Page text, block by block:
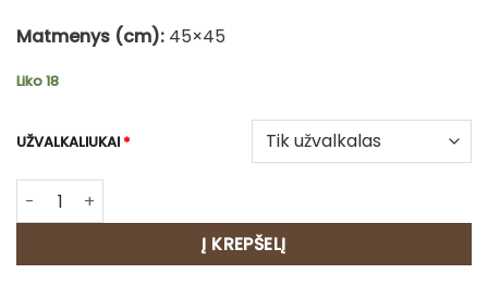
Matmenys (cm): 45×45
Liko 18
UŽVALKALIUKAI*
produkto kiekis: Dvipusė gobeleno pagalvėlė – Basetas
Į KREPŠELĮ